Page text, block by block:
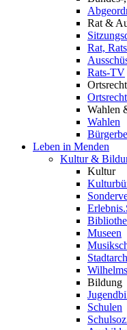
Rat &
Rat,
Rats-TV
Ortsrecht
Wahlen
Wahlen
Leben in Menden
Kultur &
Kultur
Museen
Bildung
Schulen